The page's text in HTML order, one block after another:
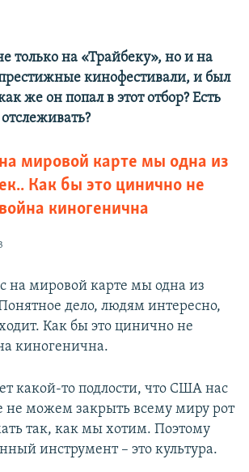
только на «Трайбеку», но и на
кинофестивали, и был
же он попал в этот отбор? Есть
мировой карте мы одна из
Как бы это цинично не
киногенична
на мировой карте мы одна из
дело, людям интересно,
Как бы это цинично не
киногенична.
какой-то подлости, что США нас
можем закрыть всему миру рот
так, как мы хотим. Поэтому
инструмент – это культура.